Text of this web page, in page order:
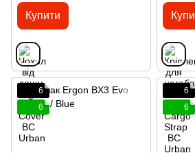
Купити
6
6
6
6